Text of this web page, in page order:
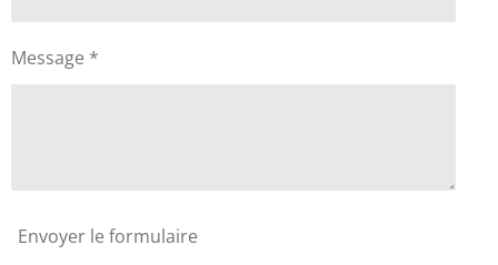
Message *
Envoyer le formulaire